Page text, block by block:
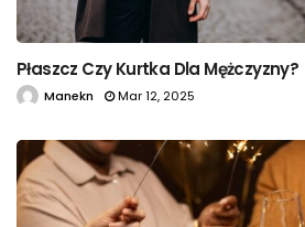
Płaszcz Czy Kurtka Dla Mężczyzny?
Manekn Mar 12, 2025